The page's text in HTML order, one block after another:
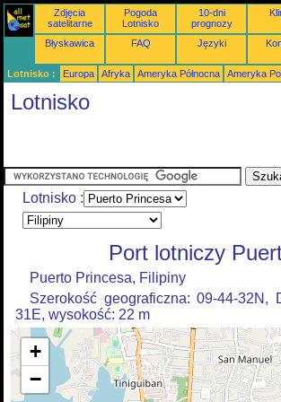
Zdjęcia
satelitarne
Pogoda
Lotnisko
10-dni
prognozy
Błyskawica
FAQ Języki
Lotnisko : Europa Afryka Ameryka Północna Ameryka
Lotnisko
Lotnisko :
Port lotniczy
Puerto Princesa, Filipiny
Szerokość geograficzna: 09-44-32N,
31E, wysokość: 22 m
+
−